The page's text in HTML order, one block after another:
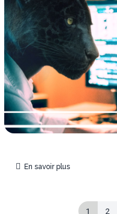
En savoir plus
1 2